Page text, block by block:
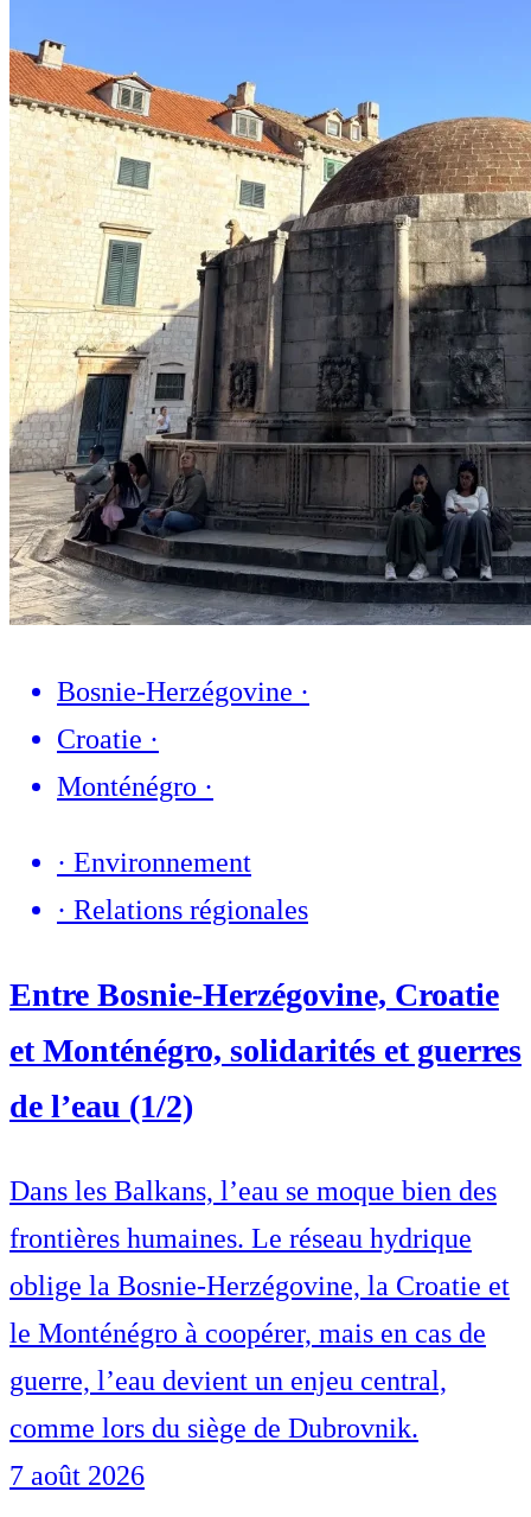
Bosnie-Herzégovine ·
Croatie ·
Monténégro ·
· Environnement
· Relations régionales
Entre Bosnie-Herzégovine, Croatie
et Monténégro, solidarités et guerres
de l’eau (1/2)
Dans les Balkans, l’eau se moque bien des
frontières humaines. Le réseau hydrique
oblige la Bosnie-Herzégovine, la Croatie et
le Monténégro à coopérer, mais en cas de
guerre, l’eau devient un enjeu central,
comme lors du siège de Dubrovnik.
7 août 2026